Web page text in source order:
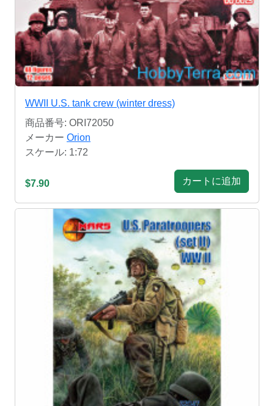
WWII U.S. tank crew (winter dress)
商品番号: ORI72050
メーカー Orion
スケール: 1:72
$7.90 カートに追加